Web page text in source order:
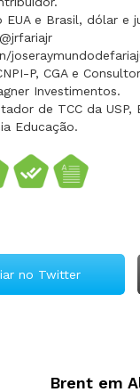
e Brasil, dólar e
P, CGA e
Investimentos.
de TCC da USP,
Educação.
no Twitter
Brent em